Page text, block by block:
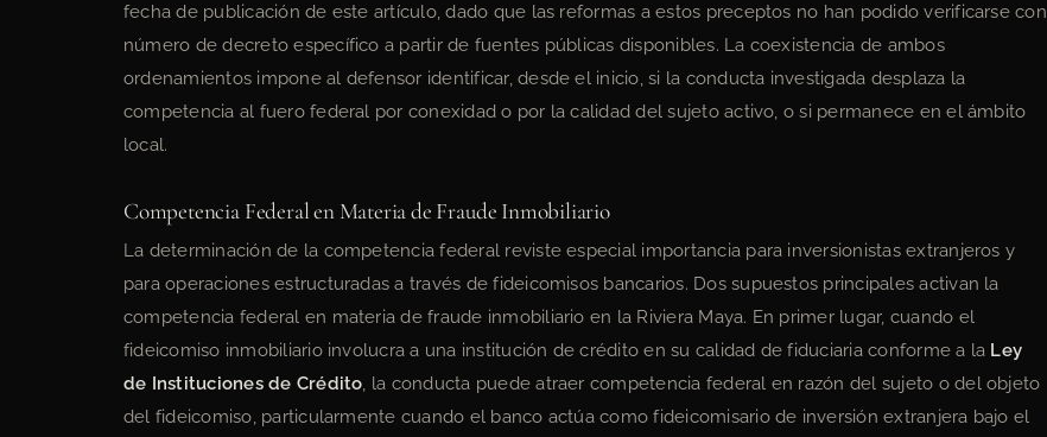
fecha de publicación de este artículo, dado que las reformas a estos preceptos no han podido verificarse con
número de decreto específico a partir de fuentes públicas disponibles. La coexistencia de ambos
ordenamientos impone al defensor identificar, desde el inicio, si la conducta investigada desplaza la
competencia al fuero federal por conexidad o por la calidad del sujeto activo, o si permanece en el ámbito
local.
Competencia Federal en Materia de Fraude Inmobiliario
La determinación de la competencia federal reviste especial importancia para inversionistas extranjeros y
para operaciones estructuradas a través de fideicomisos bancarios. Dos supuestos principales activan la
competencia federal en materia de fraude inmobiliario en la Riviera Maya. En primer lugar, cuando el
fideicomiso inmobiliario involucra a una institución de crédito en su calidad de fiduciaria conforme a la Ley
de Instituciones de Crédito, la conducta puede atraer competencia federal en razón del sujeto o del objeto
del fideicomiso, particularmente cuando el banco actúa como fideicomisario de inversión extranjera bajo el